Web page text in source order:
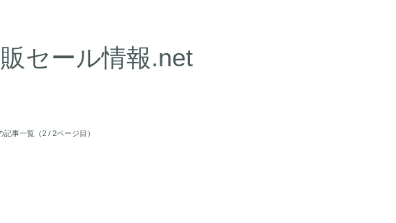
セール情報.net
記事一覧（2 / 2ページ目）